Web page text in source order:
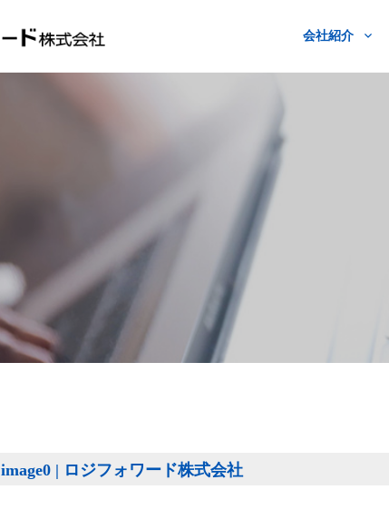
会社紹介
image0 | ロジフォワード株式会社